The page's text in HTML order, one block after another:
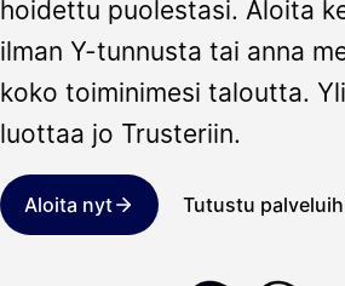
hoidettu puolestasi. Aloita
ilman Y-tunnusta tai anna
koko toiminimesi taloutta.
luottaa jo Trusteriin.
Aloita nyt Tutustu